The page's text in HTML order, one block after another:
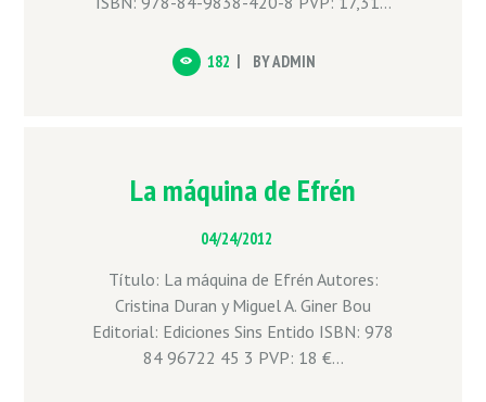
182 BYADMIN
La máquina de Efrén
04/24/2012
Título: La máquina de Efrén Autores:
Cristina Duran y Miguel A. Giner Bou
Editorial: Ediciones Sins Entido ISBN: 978
84 96722 45 3 PVP: 18 €...